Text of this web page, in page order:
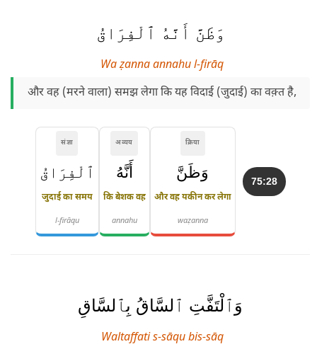
وَظَنَّ أَنَّهُ ٱلْفِرَاقُ
Wa ẓanna annahu l-firāq
और वह (मरने वाला) समझ लेगा कि यह विदाई (जुदाई) का वक़्त है,
75:28
क्रिया
وَظَنَّ
और वह यकीन कर लेगा
waẓanna
अव्यय
أَنَّهُ
कि बेशक वह
annahu
संज्ञा
ٱلْفِرَاقُ
जुदाई का समय
l-firāqu
وَٱلْتَفَّتِ ٱلسَّاقُ بِٱلسَّاقِ
Waltaffati s-sāqu bis-sāq